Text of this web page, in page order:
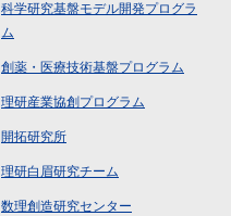
科学研究基盤モデル開発プログラ
ム
創薬・医療技術基盤プログラム
理研産業協創プログラム
開拓研究所
理研白眉研究チーム
数理創造研究センター